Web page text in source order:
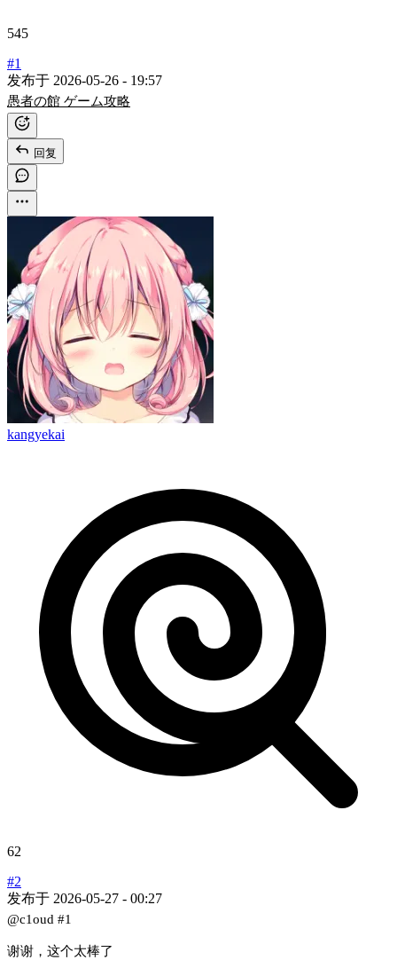
545
#1
发布于 2026-05-26 - 19:57
愚者の館 ゲーム攻略
回复
kangyekai
62
#2
发布于 2026-05-27 - 00:27
@c1oud #1
谢谢，这个太棒了